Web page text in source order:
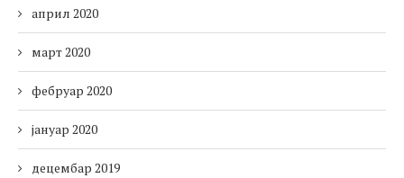
април 2020
март 2020
фебруар 2020
јануар 2020
децембар 2019